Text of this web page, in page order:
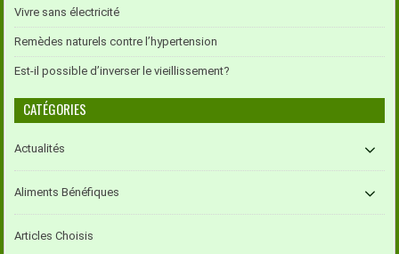
Vivre sans électricité
Remèdes naturels contre l’hypertension
Est-il possible d’inverser le vieillissement?
CATÉGORIES
Actualités
Aliments Bénéfiques
Articles Choisis